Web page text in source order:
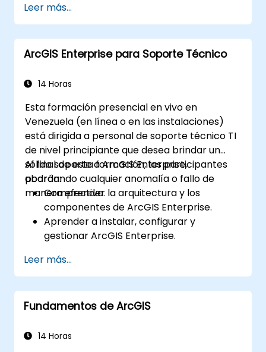
Realizar análisis espacial avanzado y
tareas de geoprocessamiento.
Automatizar flujos de trabajo utilizando
ModelBuilder y Python.
Leer más...
ArcGIS Enterprise para Soporte Técnico
14 Horas
Esta formación presencial en vivo en
Venezuela (en línea o en las instalaciones)
está dirigida a personal de soporte técnico TI
de nivel principiante que desea brindar un
sólido soporte a ArcGIS Enterprise,
abordando cualquier anomalía o fallo de
manera efectiva.
Al final de esta formación, los participantes
podrán:
Comprender la arquitectura y los
componentes de ArcGIS Enterprise.
Aprender a instalar, configurar y
gestionar ArcGIS Enterprise.
resolver problemas comunes.
Desarrollar competencia en el monitoreo
y mantenimiento de entornos ArcGIS
Enterprise.
recuperación y optimización del
Leer más...
Fundamentos de ArcGIS
14 Horas